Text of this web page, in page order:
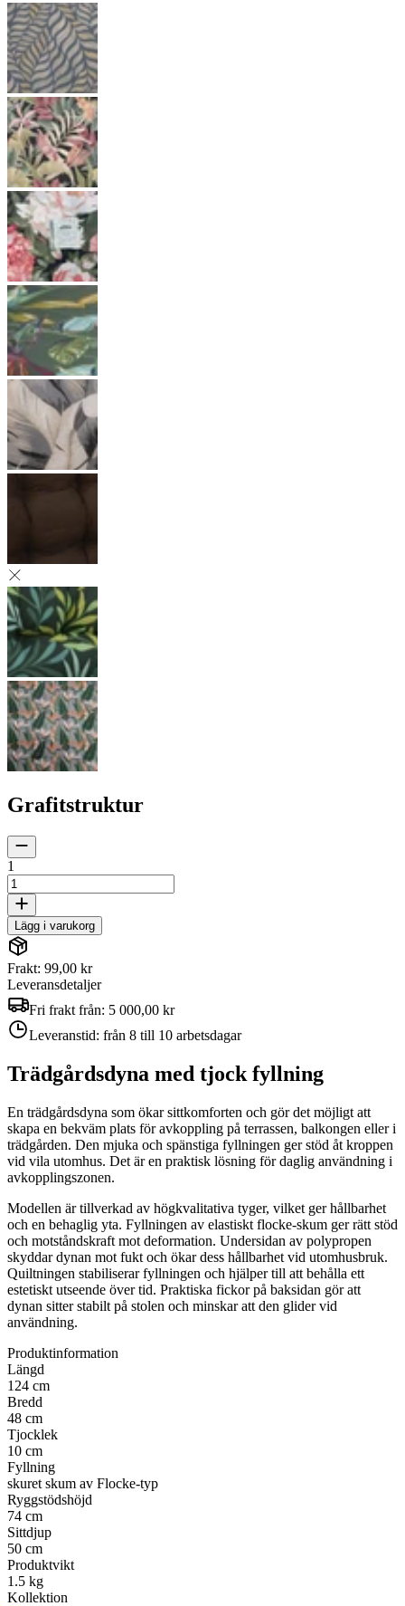
Grafitstruktur
1
Lägg i varukorg
Frakt: 99,00 kr
Leveransdetaljer
Fri frakt från: 5 000,00 kr
Leveranstid: från 8 till 10 arbetsdagar
Trädgårdsdyna med tjock fyllning
En trädgårdsdyna som ökar sittkomforten och gör det möjligt att
skapa en bekväm plats för avkoppling på terrassen, balkongen eller i
trädgården. Den mjuka och spänstiga fyllningen ger stöd åt kroppen
vid vila utomhus. Det är en praktisk lösning för daglig användning i
avkopplingszonen.
Modellen är tillverkad av högkvalitativa tyger, vilket ger hållbarhet
och en behaglig yta. Fyllningen av elastiskt flocke-skum ger rätt stöd
och motståndskraft mot deformation. Undersidan av polypropen
skyddar dynan mot fukt och ökar dess hållbarhet vid utomhusbruk.
Quiltningen stabiliserar fyllningen och hjälper till att behålla ett
estetiskt utseende över tid. Praktiska fickor på baksidan gör att
dynan sitter stabilt på stolen och minskar att den glider vid
användning.
Produktinformation
Längd
124 cm
Bredd
48 cm
Tjocklek
10 cm
Fyllning
skuret skum av Flocke-typ
Ryggstödshöjd
74 cm
Sittdjup
50 cm
Produktvikt
1.5 kg
Kollektion